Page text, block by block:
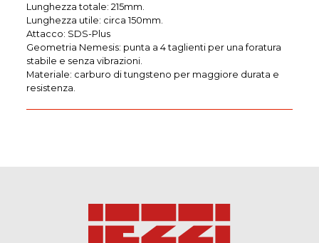
Lunghezza totale: 215mm.
Lunghezza utile: circa 150mm.
Attacco: SDS-Plus
Geometria Nemesis: punta a 4 taglienti per una foratura
stabile e senza vibrazioni.
Materiale: carburo di tungsteno per maggiore durata e
resistenza.